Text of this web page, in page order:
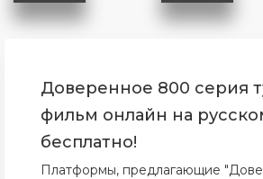
Доверенное 800 серия
фильм онлайн на
бесплатно!
Платформы, предлагающие